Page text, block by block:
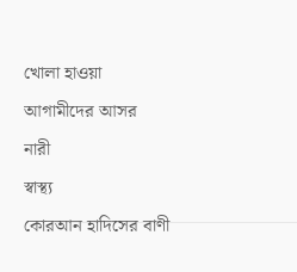
খোলা হাওয়া
আগামীদের আসর
নারী
স্বাস্থ্য
কোরআন হাদিসের বাণী